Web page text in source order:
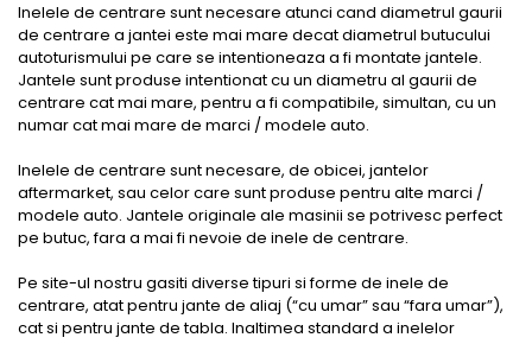
Inelele de centrare sunt necesare atunci cand diametrul gaurii
de centrare a jantei este mai mare decat diametrul butucului
autoturismului pe care se intentioneaza a fi montate jantele.
Jantele sunt produse intentionat cu un diametru al gaurii de
centrare cat mai mare, pentru a fi compatibile, simultan, cu un
numar cat mai mare de marci / modele auto.
Inelele de centrare sunt necesare, de obicei, jantelor
aftermarket, sau celor care sunt produse pentru alte marci /
modele auto. Jantele originale ale masinii se potrivesc perfect
pe butuc, fara a mai fi nevoie de inele de centrare.
Pe site-ul nostru gasiti diverse tipuri si forme de inele de
centrare, atat pentru jante de aliaj (“cu umar” sau “fara umar”),
cat si pentru jante de tabla. Inaltimea standard a inelelor